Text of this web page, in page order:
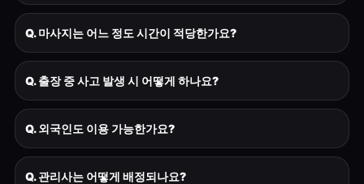
Q. 마사지는 어느 정도 시간이 적당한가요?
Q. 출장 중 사고 발생 시 어떻게 하나요?
Q. 외국인도 이용 가능한가요?
Q. 관리사는 어떻게 배정되나요?